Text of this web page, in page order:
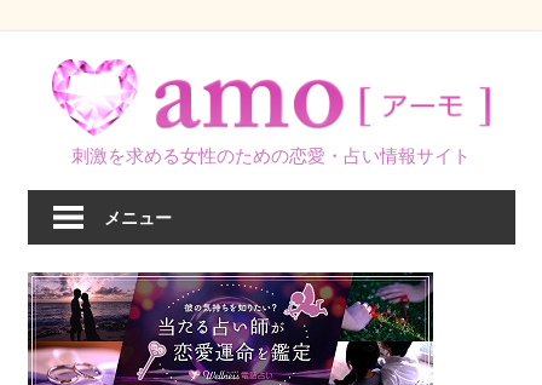
刺激を求める女性のための恋愛・占い情報サイト
メニュー